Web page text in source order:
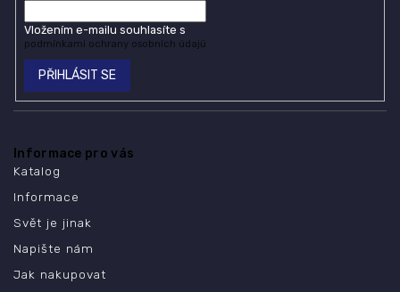
Vložením e-mailu souhlasíte s
podmínkami ochrany osobních údajů
PŘIHLÁSIT SE
Informace pro vás
Katalog
Informace
Svět je jinak
Napište nám
Jak nakupovat